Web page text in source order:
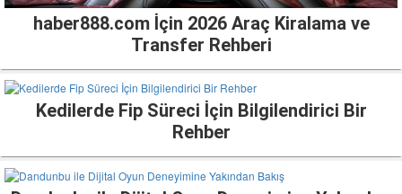
haber888.com İçin 2026 Araç Kiralama ve
Transfer Rehberi
Kedilerde Fip Süreci İçin Bilgilendirici Bir
Rehber